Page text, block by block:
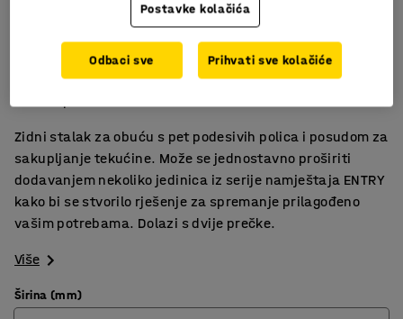
Jenostavno čišćenje
S posudom za sakupljanje tekućina
Zidni stalak za obuću s pet podesivih polica i posudom za
sakupljanje tekućine. Može se jednostavno proširiti
dodavanjem nekoliko jedinica iz serije namještaja ENTRY
kako bi se stvorilo rješenje za spremanje prilagođeno
vašim potrebama. Dolazi s dvije prečke.
Više
Širina (mm)
Postavke kolačića
Odbaci sve Prihvati sve kolačiće